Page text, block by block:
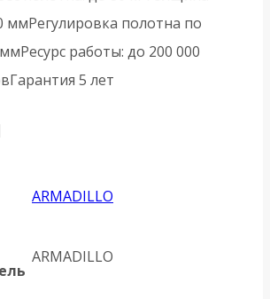
ммРегулировка полотна по
работы: до 200 000
5 лет
ARMADILLO
ARMADILLO